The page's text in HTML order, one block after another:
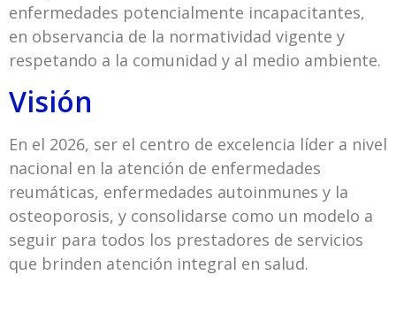
enfermedades potencialmente incapacitantes,
en observancia de la normatividad vigente y
respetando a la comunidad y al medio ambiente.
Visión
En el 2026, ser el centro de excelencia líder a nivel
nacional en la atención de enfermedades
reumáticas, enfermedades autoinmunes y la
osteoporosis, y consolidarse como un modelo a
seguir para todos los prestadores de servicios
que brinden atención integral en salud.